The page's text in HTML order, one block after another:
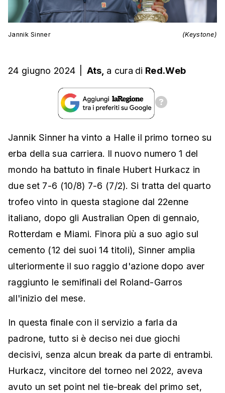
Jannik Sinner (Keystone)
24 giugno 2024 Ats, a cura di Red.Web
Jannik Sinnerha vinto a Halle il primo torneo su
erba della sua carriera. Il nuovo numero 1 del
mondo ha battuto in finale Hubert Hurkacz in
due set 7-6 (10/8) 7-6 (7/2). Si tratta del quarto
trofeo vinto in questa stagione dal 22enne
italiano, dopo gli Australian Open di gennaio,
Rotterdam e Miami. Finora più a suo agio sul
cemento (12 dei suoi 14 titoli), Sinner amplia
ulteriormente il suo raggio d'azione dopo aver
raggiunto le semifinali del Roland-Garros
all'inizio del mese.
In questa finale con il servizio a farla da
padrone, tutto si è deciso nei due giochi
decisivi, senza alcun break da parte di entrambi.
Hurkacz, vincitore del torneo nel 2022, aveva
avuto un set point nel tie-break del primo set,